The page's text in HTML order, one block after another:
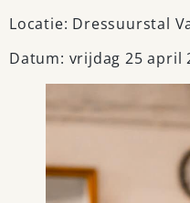
Locatie: Dressuurstal
Datum: vrijdag 25 april